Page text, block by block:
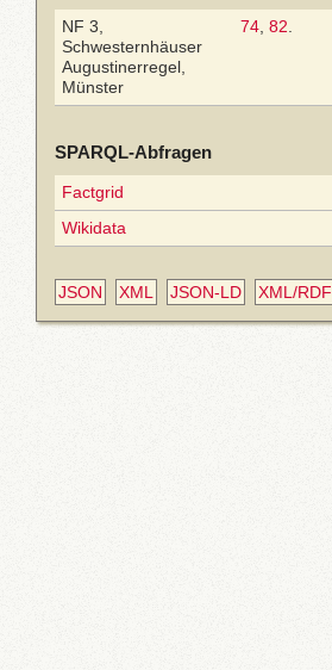
NF 3,
Schwesternhäuser
Augustinerregel,
Münster
74 82
SPARQL-Abfragen
Factgrid
Wikidata
JSON XML JSON-LD XML/RDF